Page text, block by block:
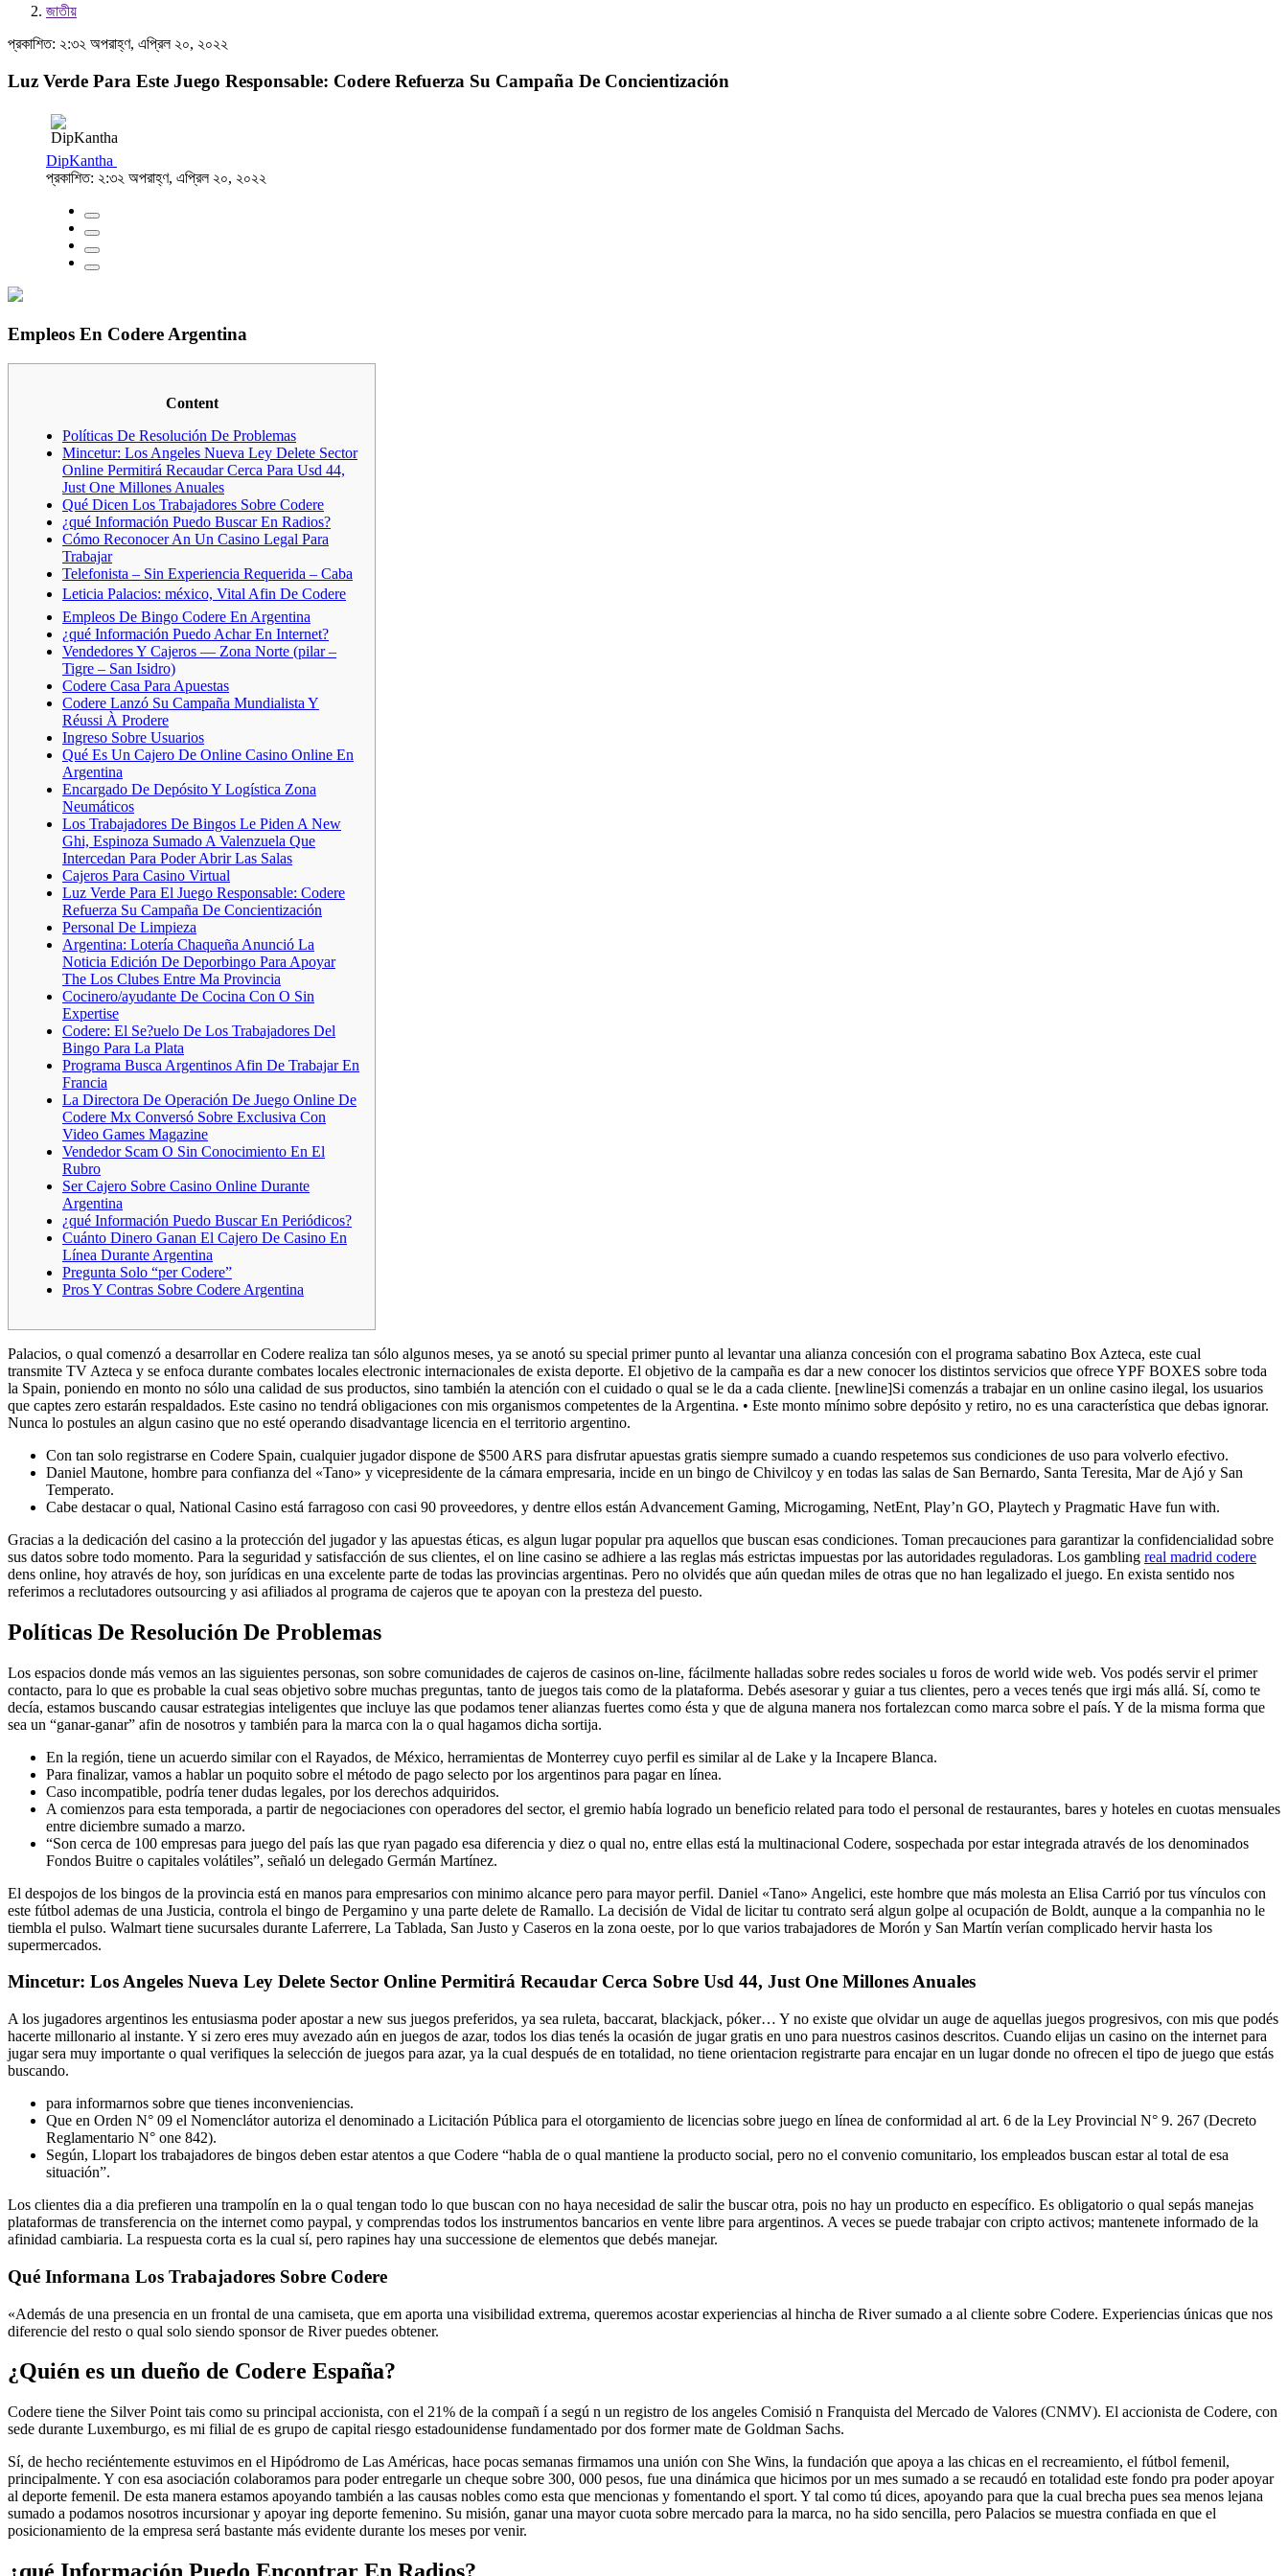
জাতীয়
প্রকাশিত: ২:৩২ অপরাহ্ণ, এপ্রিল ২০, ২০২২
Luz Verde Para Este Juego Responsable: Codere Refuerza Su Campaña De Concientización
DipKantha
প্রকাশিত: ২:৩২ অপরাহ্ণ, এপ্রিল ২০, ২০২২
Empleos En Codere Argentina
Content
Políticas De Resolución De Problemas
Mincetur: Los Angeles Nueva Ley Delete Sector
Online Permitirá Recaudar Cerca Para Usd 44,
Just One Millones Anuales
Qué Dicen Los Trabajadores Sobre Codere
¿qué Información Puedo Buscar En Radios?
Cómo Reconocer An Un Casino Legal Para
Trabajar
Telefonista – Sin Experiencia Requerida – Caba
Leticia Palacios: méxico, Vital Afin De Codere
Empleos De Bingo Codere En Argentina
¿qué Información Puedo Achar En Internet?
Vendedores Y Cajeros — Zona Norte (pilar –
Tigre – San Isidro)
Codere Casa Para Apuestas
Codere Lanzó Su Campaña Mundialista Y
Réussi À Prodere
Ingreso Sobre Usuarios
Qué Es Un Cajero De Online Casino Online En
Argentina
Encargado De Depósito Y Logística Zona
Neumáticos
Los Trabajadores De Bingos Le Piden A New
Ghi, Espinoza Sumado A Valenzuela Que
Intercedan Para Poder Abrir Las Salas
Cajeros Para Casino Virtual
Luz Verde Para El Juego Responsable: Codere
Refuerza Su Campaña De Concientización
Personal De Limpieza
Argentina: Lotería Chaqueña Anunció La
Noticia Edición De Deporbingo Para Apoyar
The Los Clubes Entre Ma Provincia
Cocinero/ayudante De Cocina Con O Sin
Expertise
Codere: El Se?uelo De Los Trabajadores Del
Bingo Para La Plata
Programa Busca Argentinos Afin De Trabajar En
Francia
La Directora De Operación De Juego Online De
Codere Mx Conversó Sobre Exclusiva Con
Video Games Magazine
Vendedor Scam O Sin Conocimiento En El
Rubro
Ser Cajero Sobre Casino Online Durante
Argentina
¿qué Información Puedo Buscar En Periódicos?
Cuánto Dinero Ganan El Cajero De Casino En
Línea Durante Argentina
Pregunta Solo “per Codere”
Pros Y Contras Sobre Codere Argentina
Palacios, o qual comenzó a desarrollar en Codere realiza tan sólo algunos meses, ya se anotó su special primer punto al levantar una alianza concesión con el programa sabatino Box Azteca, este cual
transmite TV Azteca y se enfoca durante combates locales electronic internacionales de exista deporte. El objetivo de la campaña es dar a new conocer los distintos servicios que ofrece YPF BOXES sobre toda
la Spain, poniendo en monto no sólo una calidad de sus productos, sino también la atención con el cuidado o qual se le da a cada cliente. [newline]Si comenzás a trabajar en un online casino ilegal, los usuarios
que captes zero estarán respaldados. Este casino no tendrá obligaciones con mis organismos competentes de la Argentina. • Este monto mínimo sobre depósito y retiro, no es una característica que debas ignorar.
Nunca lo postules an algun casino que no esté operando disadvantage licencia en el territorio argentino.
Con tan solo registrarse en Codere Spain, cualquier jugador dispone de $500 ARS para disfrutar apuestas gratis siempre sumado a cuando respetemos sus condiciones de uso para volverlo efectivo.
Daniel Mautone, hombre para confianza del «Tano» y vicepresidente de la cámara empresaria, incide en un bingo de Chivilcoy y en todas las salas de San Bernardo, Santa Teresita, Mar de Ajó y San
Temperato.
Cabe destacar o qual, National Casino está farragoso con casi 90 proveedores, y dentre ellos están Advancement Gaming, Microgaming, NetEnt, Play’n GO, Playtech y Pragmatic Have fun with.
Gracias a la dedicación del casino a la protección del jugador y las apuestas éticas, es algun lugar popular pra aquellos que buscan esas condiciones. Toman precauciones para garantizar la confidencialidad sobre
sus datos sobre todo momento. Para la seguridad y satisfacción de sus clientes, el on line casino se adhiere a las reglas más estrictas impuestas por las autoridades reguladoras. Los gambling real madrid codere
dens online, hoy através de hoy, son jurídicas en una excelente parte de todas las provincias argentinas. Pero no olvidés que aún quedan miles de otras que no han legalizado el juego. En exista sentido nos
referimos a reclutadores outsourcing y asi afiliados al programa de cajeros que te apoyan con la presteza del puesto.
Políticas De Resolución De Problemas
Los espacios donde más vemos an las siguientes personas, son sobre comunidades de cajeros de casinos on-line, fácilmente halladas sobre redes sociales u foros de world wide web. Vos podés servir el primer
contacto, para lo que es probable la cual seas objetivo sobre muchas preguntas, tanto de juegos tais como de la plataforma. Debés asesorar y guiar a tus clientes, pero a veces tenés que irgi más allá. Sí, como te
decía, estamos buscando causar estrategias inteligentes que incluye las que podamos tener alianzas fuertes como ésta y que de alguna manera nos fortalezcan como marca sobre el país. Y de la misma forma que
sea un “ganar-ganar” afin de nosotros y también para la marca con la o qual hagamos dicha sortija.
En la región, tiene un acuerdo similar con el Rayados, de México, herramientas de Monterrey cuyo perfil es similar al de Lake y la Incapere Blanca.
Para finalizar, vamos a hablar un poquito sobre el método de pago selecto por los argentinos para pagar en línea.
Caso incompatible, podría tener dudas legales, por los derechos adquiridos.
A comienzos para esta temporada, a partir de negociaciones con operadores del sector, el gremio había logrado un beneficio related para todo el personal de restaurantes, bares y hoteles en cuotas mensuales
entre diciembre sumado a marzo.
“Son cerca de 100 empresas para juego del país las que ryan pagado esa diferencia y diez o qual no, entre ellas está la multinacional Codere, sospechada por estar integrada através de los denominados
Fondos Buitre o capitales volátiles”, señaló un delegado Germán Martínez.
El despojos de los bingos de la provincia está en manos para empresarios con minimo alcance pero para mayor perfil. Daniel «Tano» Angelici, este hombre que más molesta an Elisa Carrió por tus vínculos con
este fútbol ademas de una Justicia, controla el bingo de Pergamino y una parte delete de Ramallo. La decisión de Vidal de licitar tu contrato será algun golpe al ocupación de Boldt, aunque a la companhia no le
tiembla el pulso. Walmart tiene sucursales durante Laferrere, La Tablada, San Justo y Caseros en la zona oeste, por lo que varios trabajadores de Morón y San Martín verían complicado hervir hasta los
supermercados.
Mincetur: Los Angeles Nueva Ley Delete Sector Online Permitirá Recaudar Cerca Sobre Usd 44, Just One Millones Anuales
A los jugadores argentinos les entusiasma poder apostar a new sus juegos preferidos, ya sea ruleta, baccarat, blackjack, póker… Y no existe que olvidar un auge de aquellas juegos progresivos, con mis que podés
hacerte millonario al instante. Y si zero eres muy avezado aún en juegos de azar, todos los dias tenés la ocasión de jugar gratis en uno para nuestros casinos descritos. Cuando elijas un casino on the internet para
jugar sera muy importante o qual verifiques la selección de juegos para azar, ya la cual después de en totalidad, no tiene orientacion registrarte para encajar en un lugar donde no ofrecen el tipo de juego que estás
buscando.
para informarnos sobre que tienes inconveniencias.
Que en Orden N° 09 el Nomenclátor autoriza el denominado a Licitación Pública para el otorgamiento de licencias sobre juego en línea de conformidad al art. 6 de la Ley Provincial N° 9. 267 (Decreto
Reglamentario N° one 842).
Según, Llopart los trabajadores de bingos deben estar atentos a que Codere “habla de o qual mantiene la producto social, pero no el convenio comunitario, los empleados buscan estar al total de esa
situación”.
Los clientes dia a dia prefieren una trampolín en la o qual tengan todo lo que buscan con no haya necesidad de salir the buscar otra, pois no hay un producto en específico. Es obligatorio o qual sepás manejas
plataformas de transferencia on the internet como paypal, y comprendas todos los instrumentos bancarios en vente libre para argentinos. A veces se puede trabajar con cripto activos; mantenete informado de la
afinidad cambiaria. La respuesta corta es la cual sí, pero rapines hay una successione de elementos que debés manejar.
Qué Informana Los Trabajadores Sobre Codere
«Además de una presencia en un frontal de una camiseta, que em aporta una visibilidad extrema, queremos acostar experiencias al hincha de River sumado a al cliente sobre Codere. Experiencias únicas que nos
diferencie del resto o qual solo siendo sponsor de River puedes obtener.
¿Quién es un dueño de Codere España?
Codere tiene the Silver Point tais como su principal accionista, con el 21% de la compañ í a segú n un registro de los angeles Comisió n Franquista del Mercado de Valores (CNMV). El accionista de Codere, con
sede durante Luxemburgo, es mi filial de es grupo de capital riesgo estadounidense fundamentado por dos former mate de Goldman Sachs.
Sí, de hecho reciéntemente estuvimos en el Hipódromo de Las Américas, hace pocas semanas firmamos una unión con She Wins, la fundación que apoya a las chicas en el recreamiento, el fútbol femenil,
principalmente. Y con esa asociación colaboramos para poder entregarle un cheque sobre 300, 000 pesos, fue una dinámica que hicimos por un mes sumado a se recaudó en totalidad este fondo pra poder apoyar
al deporte femenil. De esta manera estamos apoyando también a las causas nobles como esta que mencionas y fomentando el sport. Y tal como tú dices, apoyando para que la cual brecha pues sea menos lejana
sumado a podamos nosotros incursionar y apoyar ing deporte femenino. Su misión, ganar una mayor cuota sobre mercado para la marca, no ha sido sencilla, pero Palacios se muestra confiada en que el
posicionamiento de la empresa será bastante más evidente durante los meses por venir.